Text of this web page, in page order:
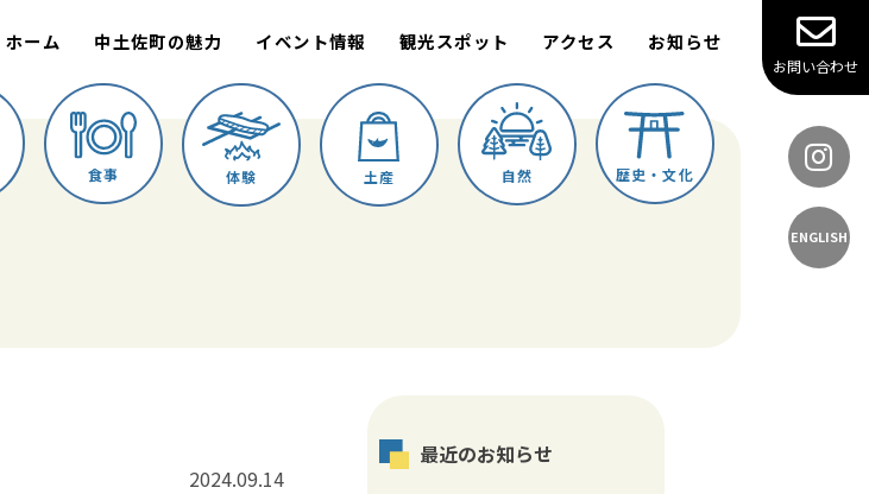
ホーム 中土佐町の魅力 イベント情報 観光スポット アクセス お知らせ
お問い合わせ
ENGLISH
食事 体験 土産 自然 歴史・文化
2024.09.14
最近のお知らせ